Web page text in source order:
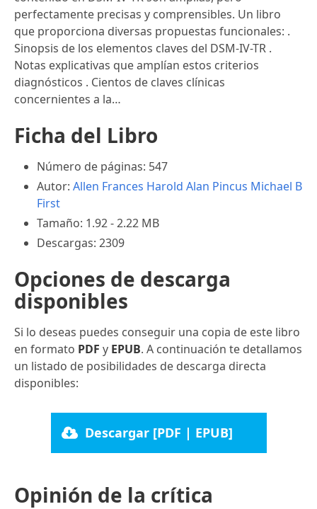
perfectamente precisas y comprensibles. Un libro
que proporciona diversas propuestas funcionales: .
Sinopsis de los elementos claves del DSM-IV-TR .
Notas explicativas que amplían estos criterios
diagnósticos . Cientos de claves clínicas
concernientes a la…
Ficha del Libro
Número de páginas: 547
Autor: Allen Frances Harold Alan Pincus Michael B
First
Tamaño: 1.92 - 2.22 MB
Descargas: 2309
Opciones de descarga
disponibles
Si lo deseas puedes conseguir una copia de este libro
en formato PDF y EPUB. A continuación te detallamos
un listado de posibilidades de descarga directa
disponibles:
Descargar [PDF | EPUB]
Opinión de la crítica